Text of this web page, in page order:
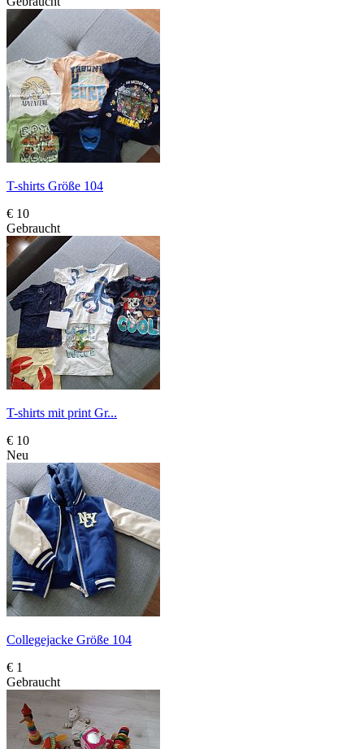
T-shirts Größe 104
€ 10
Gebraucht
T-shirts mit print Gr...
€ 10
Neu
Collegejacke Größe 104
€ 1
Gebraucht